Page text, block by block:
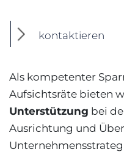
kontaktieren
Als kompetenter
Aufsichtsräte bieten
Unterstützung bei
Ausrichtung und